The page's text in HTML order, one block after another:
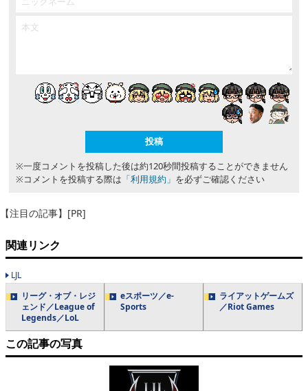
※一度コメントを投稿した後は約120秒間投稿することができません
※コメントを投稿する際は 「利用規約」 を必ずご確認ください
【注目の記事】[PR]
関連リンク
LJL
リーグ・オブ・レジ
ェンド／League of
Legends／LoL
eスポーツ／e-
Sports
ライアットゲームズ
／Riot Games
この記事の写真